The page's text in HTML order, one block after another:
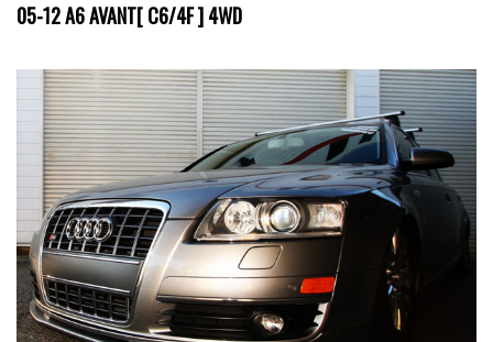
05-12 A6 AVANT[ C6/4F ] 4WD